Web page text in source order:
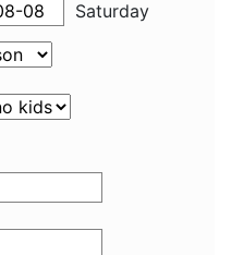
Saturday